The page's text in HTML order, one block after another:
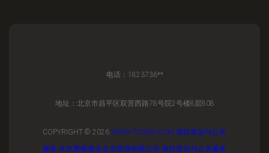
电话：1823736**
地址：北京市昌平区双营西路78号院2号楼8层808
COPYRIGHT © 2026 WWW.TUGXB.COM 项目策划与公关
服务 北京尊唯盈全企业管理有限公司 项目策划与公关服务